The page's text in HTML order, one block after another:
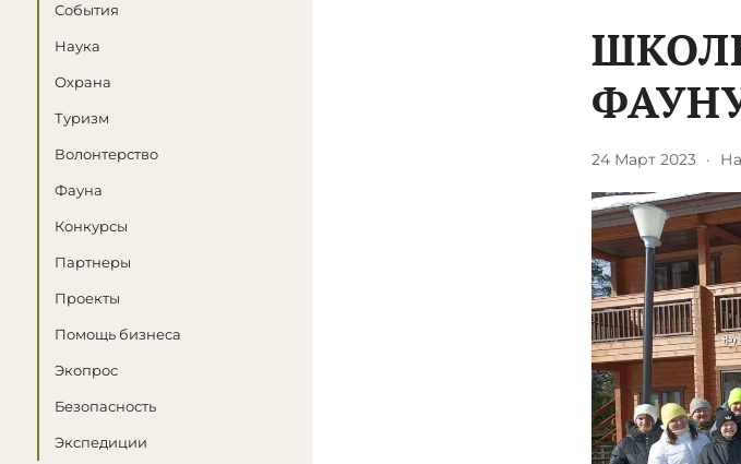
События
Наука
Охрана
Туризм
Волонтерство
Фауна
Конкурсы
Партнеры
Проекты
Помощь бизнеса
Экопрос
Безопасность
Экспедиции
24 Март 2023 ·